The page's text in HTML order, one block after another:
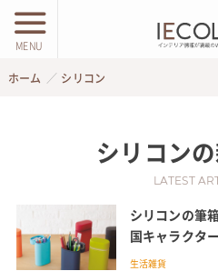
MENU
ホーム シリコン
シリコン
LATEST
シリコンの筆
国キャラクタ
生活雑貨